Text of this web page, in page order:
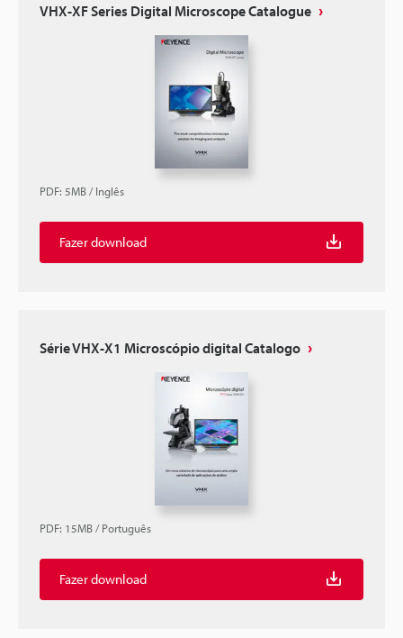
VHX-XF Series Digital Microscope Catalogue
PDF: 5MB/Inglês
Fazer download
Série VHX-X1 Microscópio digital Catalogo
PDF: 15MB/Português
Fazer download